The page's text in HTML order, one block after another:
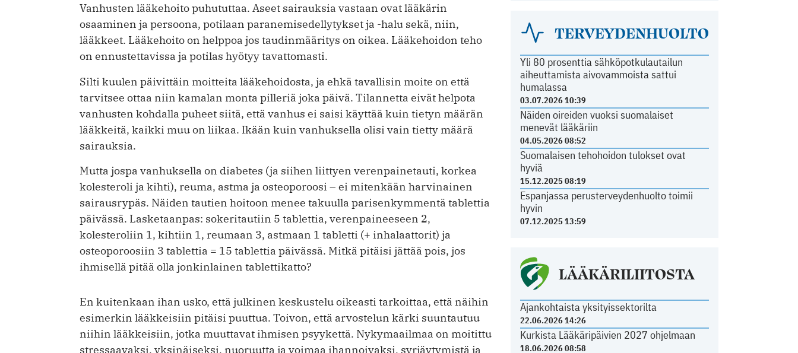
TERVEYDENHUOLTO
Yli 80 prosenttia sähköpotkulautailun
aiheuttamista aivovammoista sattui
humalassa
03.07.2026 10:39
Näiden oireiden vuoksi suomalaiset
menevät lääkäriin
04.05.2026 08:52
Suomalaisen tehohoidon tulokset ovat
hyviä
15.12.2025 08:19
Espanjassa perusterveydenhuolto toimii
hyvin
07.12.2025 13:59
LÄÄKÄRILIITOSTA
Ajankohtaista yksityissektorilta
22.06.2026 14:26
Kurkista Lääkäripäivien 2027 ohjelmaan
18.06.2026 08:58
Vanhusten lääkehoito puhututtaa. Aseet sairauksia vastaan ovat lääkärin
osaaminen ja persoona, potilaan paranemisedellytykset ja -halu sekä, niin,
lääkkeet. Lääkehoito on helppoa jos taudinmääritys on oikea. Lääkehoidon teho
on ennustettavissa ja potilas hyötyy tavattomasti.
Silti kuulen päivittäin moitteita lääkehoidosta, ja ehkä tavallisin moite on että
tarvitsee ottaa niin kamalan monta pilleriä joka päivä. Tilannetta eivät helpota
vanhusten kohdalla puheet siitä, että vanhus ei saisi käyttää kuin tietyn määrän
lääkkeitä, kaikki muu on liikaa. Ikään kuin vanhuksella olisi vain tietty määrä
sairauksia.
Mutta jospa vanhuksella on diabetes (ja siihen liittyen verenpainetauti, korkea
kolesteroli ja kihti), reuma, astma ja osteoporoosi – ei mitenkään harvinainen
sairausrypäs. Näiden tautien hoitoon menee takuulla parisenkymmentä tablettia
päivässä. Lasketaanpas: sokeritautiin 5 tablettia, verenpaineeseen 2,
kolesteroliin 1, kihtiin 1, reumaan 3, astmaan 1 tabletti (+ inhalaattorit) ja
osteoporoosiin 3 tablettia = 15 tablettia päivässä. Mitkä pitäisi jättää pois, jos
ihmisellä pitää olla jonkinlainen tablettikatto?
En kuitenkaan ihan usko, että julkinen keskustelu oikeasti tarkoittaa, että näihin
esimerkin lääkkeisiin pitäisi puuttua. Toivon, että arvostelun kärki suuntautuu
niihin lääkkeisiin, jotka muuttavat ihmisen psyykettä. Nykymaailmaa on moitittu
stressaavaksi, yksinäiseksi, nuoruutta ja voimaa ihannoivaksi, syrjäytymistä ja